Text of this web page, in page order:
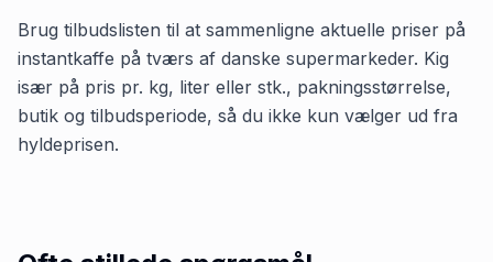
Brug tilbudslisten til at sammenligne aktuelle priser på
instantkaffe på tværs af danske supermarkeder. Kig
især på pris pr. kg, liter eller stk., pakningsstørrelse,
butik og tilbudsperiode, så du ikke kun vælger ud fra
hyldeprisen.